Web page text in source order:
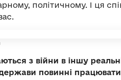
політичному. І ця
з війни в іншу
повинні